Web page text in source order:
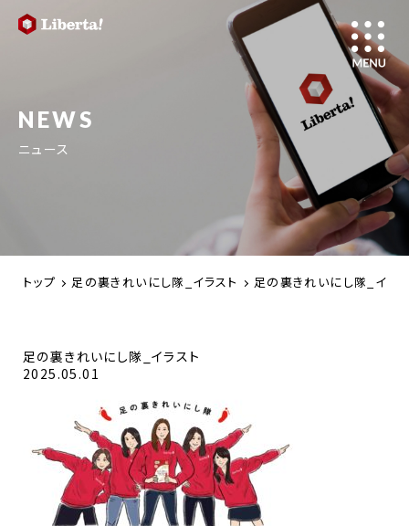
NEWS
ニュース
トップ 足の裏きれいにし隊_イラスト 足の裏きれいにし隊_イラ
足の裏きれいにし隊_イラスト
2025.05.01